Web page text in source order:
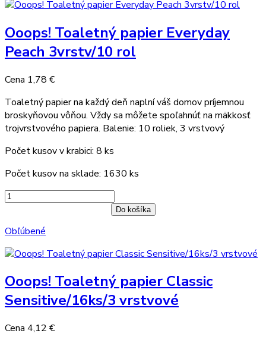
Ooops! Toaletný papier Everyday
Peach 3vrstv/10 rol
Cena 1,78 €
Toaletný papier na každý deň naplní váš domov príjemnou
broskyňovou vôňou. Vždy sa môžete spoľahnúť na mäkkosť
trojvrstvového papiera. Balenie: 10 roliek, 3 vrstvový
Počet kusov v krabici: 8 ks
Počet kusov na sklade: 1630 ks
Do košíka
Obľúbené
Ooops! Toaletný papier Classic
Sensitive/16ks/3 vrstvové
Cena 4,12 €